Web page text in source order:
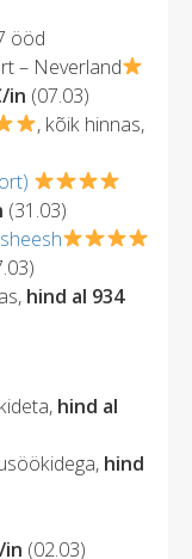
ööd
– Neverland
in (07.03)
, kõik hinnas,
(31.03)
hind al 934
hind al
hind
in (02.03)